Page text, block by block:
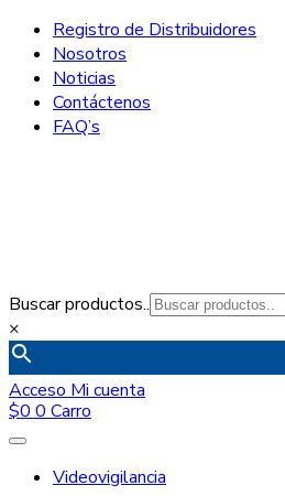
Registro de Distribuidores
Nosotros
Noticias
Contáctenos
FAQ’s
Buscar productos..
×
Acceso Mi cuenta
$0 0 Carro
Videovigilancia